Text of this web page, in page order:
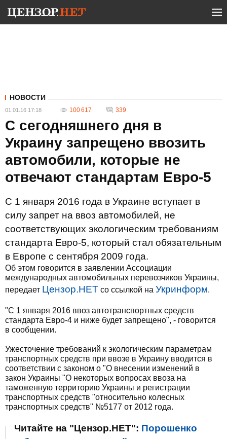
НОВОСТИ
01.01.16 17:18 100 617 339
С сегодняшнего дня в
Украину запрещено ввозить
автомобили, которые не
отвечают стандартам Евро-5
С 1 января 2016 года в Украине вступает в
силу запрет на ввоз автомобилей, не
соответствующих экологическим требованиям
стандарта Евро-5, который стал обязательным
в Европе с сентября 2009 года.
Об этом говорится в заявлении Ассоциации
международных автомобильных перевозчиков Украины,
передает Цензор.НЕТ со ссылкой на Укринформ.
"С 1 января 2016 ввоз автотранспортных средств
стандарта Евро-4 и ниже будет запрещено", - говорится
в сообщении.
Ужесточение требований к экологическим параметрам
транспортных средств при ввозе в Украину вводится в
соответствии с законом о "О внесении изменений в
закон Украины "О некоторых вопросах ввоза на
таможенную территорию Украины и регистрации
транспортных средств "относительно колесных
транспортных средств" №5177 от 2012 года.
Читайте на "Цензор.НЕТ": Порошенко